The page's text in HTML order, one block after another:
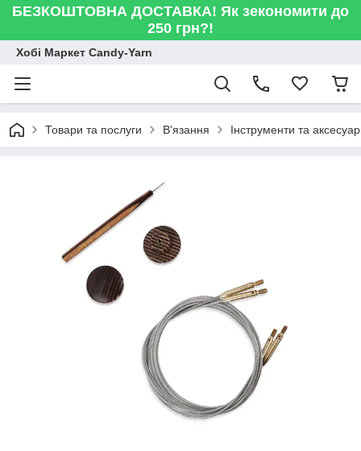
БЕЗКОШТОВНА ДОСТАВКА! Як зекономити до
250 грн?!
Хобі Маркет Candy-Yarn
Товари та послуги В'язання Інструменти та